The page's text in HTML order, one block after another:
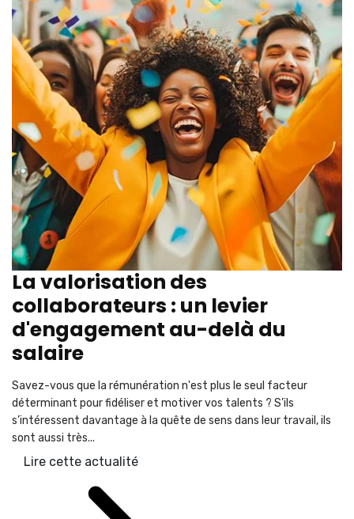
La valorisation des
collaborateurs : un levier
d'engagement au-delà du
salaire
Savez-vous que la rémunération n'est plus le seul facteur
déterminant pour fidéliser et motiver vos talents ? S’ils
s’intéressent davantage à la quête de sens dans leur travail, ils
sont aussi très...
Lire cette actualité